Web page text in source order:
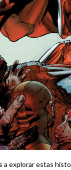
a explorar estas